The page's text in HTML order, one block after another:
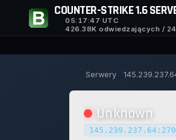
COUNTER-STRIKE 1.6
05:17:48 UTC
426.38K odwiedzających /
Serwery
Unknown